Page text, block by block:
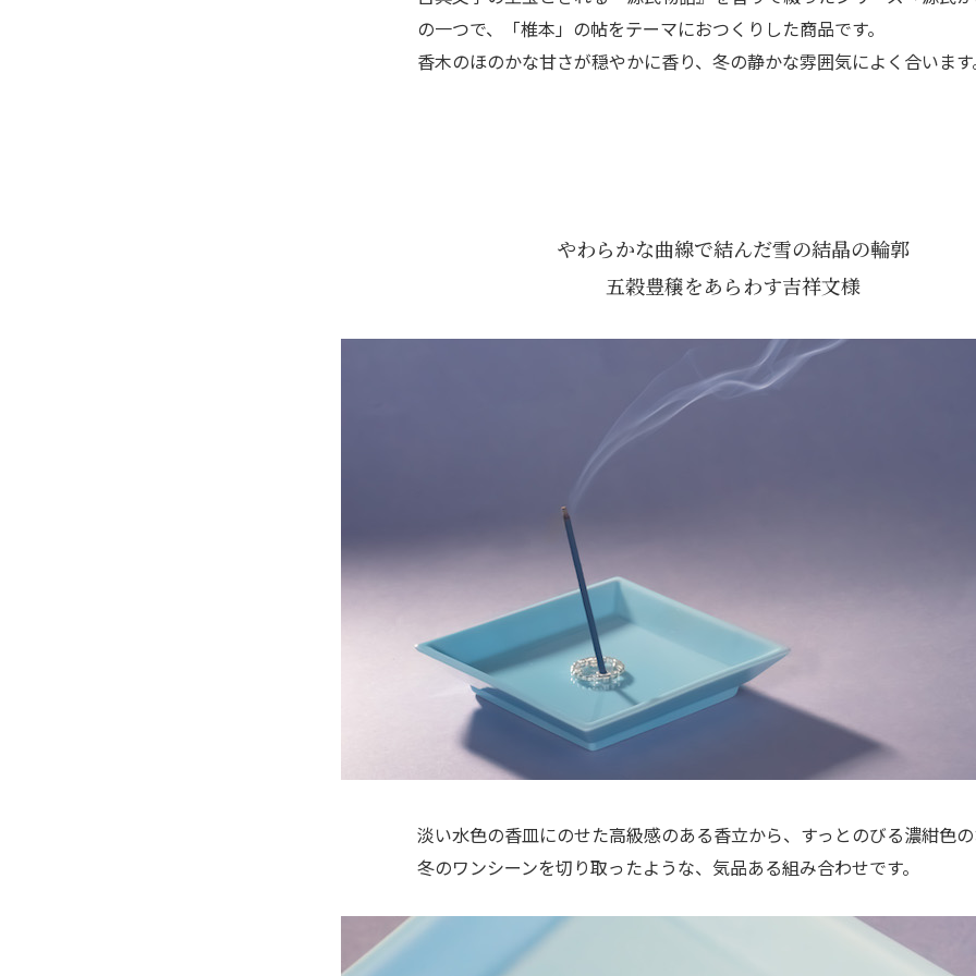
の一つで、「椎本」の帖をテーマにおつくりした商品です。
香木のほのかな甘さが穏やかに香り、冬の静かな雰囲気によく合いま
やわらかな曲線で結んだ雪の結晶の輪郭
五穀豊穣をあらわす吉祥文様
淡い水色の香皿にのせた高級感のある香立から、すっとのびる濃紺色
冬のワンシーンを切り取ったような、気品ある組み合わせです。